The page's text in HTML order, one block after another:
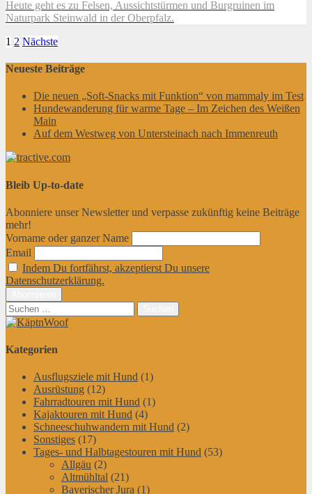
Heute geht es zu Felsen, Aussichtstürmen und Burgruinen im
Naturpark Steinwald in der Oberpfalz.
Seitennummerierung
der
1 2 Nächste
Neueste Beiträge
Die neuen „Soft-Snacks mit Funktion“ von mammaly im Test
Hundewanderung für warme Tage – Im Zeichen des Weißen
Main
Auf dem Westweg von Untersteinach nach Immenreuth
Bleib Up-to-date
Abonniere unser Newsletter und verpasse zukünftig keine Beiträge
mehr!
Vorname oder ganzer Name
Email
Indem Du fortfährst, akzeptierst Du unsere
Datenschutzerklärung.
Suchen
nach:
Kategorien
Ausflugsziele mit Hund (1)
Ausrüstung (12)
Fahrradtouren mit Hund (1)
Kajaktouren mit Hund (4)
Schneeschuhwandern mit Hund (2)
Sonstiges (17)
Tages- und Halbtagestouren mit Hund (53)
Allgäu (2)
Altmühltal (21)
Bayerischer Jura (1)